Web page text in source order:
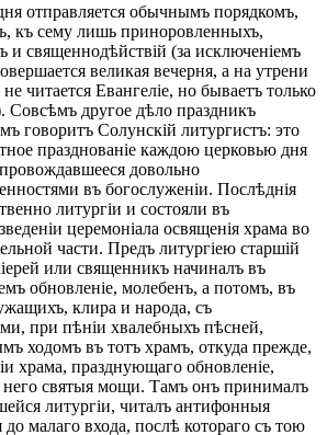
отправляется обычнымъ порядкомъ,
къ сему лишь приноровленныхъ,
и священнодѣйствій (за исключеніемъ
великая вечерня, а на утрени
читается Евангеліе, но бываетъ только
Совсѣмъ другое дѣло праздникъ
говоритъ Солунскій литургистъ: это
празднованіе каждою церковью дня
довольно
въ богослуженіи. Послѣднія
литургіи и состояли въ
церемоніала освященія храма во
части. Предъ литургіею старшій
или священникъ начиналъ въ
обновленіе, молебенъ, а потомъ, въ
клира и народа, съ
при пѣніи хвалебныхъ пѣсней,
ходомъ въ тотъ храмъ, откуда прежде,
храма, празднующаго обновленіе,
святыя мощи. Тамъ онъ принималъ
литургіи, читалъ антифонныя
малаго входа, послѣ котораго съ тою